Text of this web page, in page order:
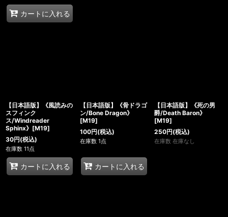
カートに入れる
【日本語版】《風読みの
スフィンク
ス/Windreader
Sphinx》[M19]
30円(税込)
在庫数 11点
カートに入れる
【日本語版】《骨ドラゴ
ン/Bone Dragon》
[M19]
100円(税込)
在庫数 1点
カートに入れる
【日本語版】《死の男
爵/Death Baron》
[M19]
250円(税込)
在庫数 在庫なし